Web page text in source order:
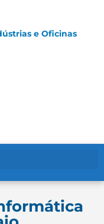
e Oficinas